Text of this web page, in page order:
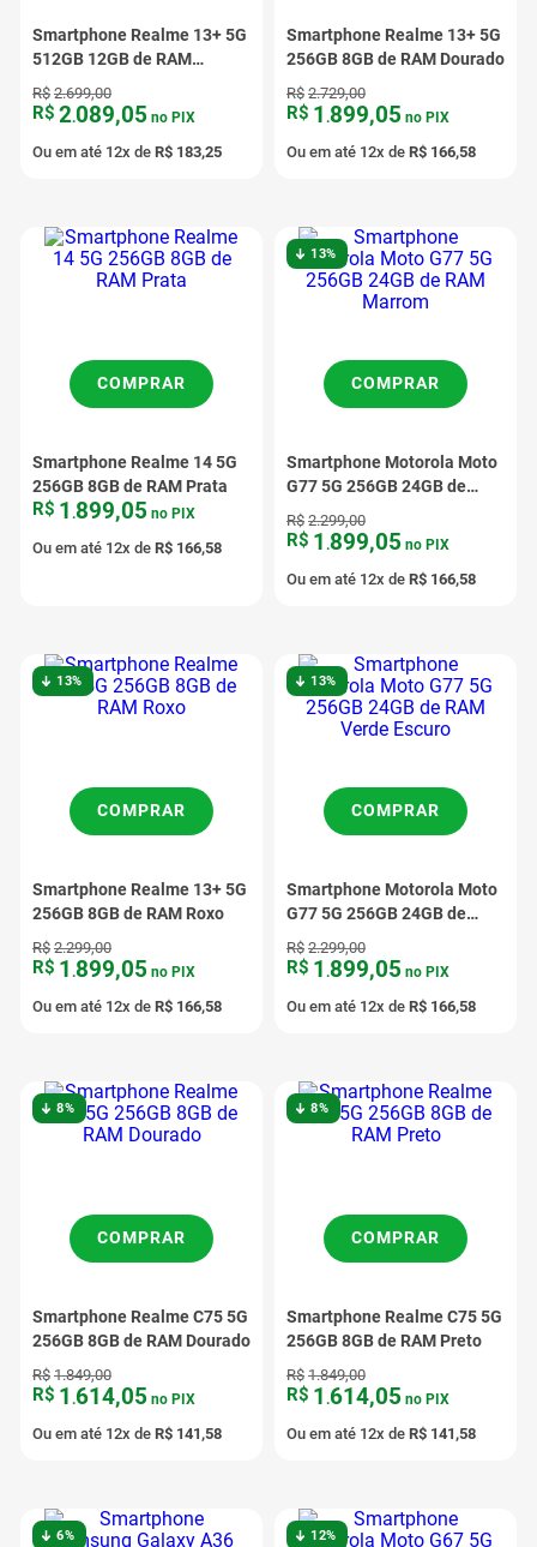
Smartphone Realme 13+ 5G
512GB 12GB de RAM
Dourado
R$ 2.699,00
R$ 2.089,05 no PIX
Ou em até 12x de R$ 183,25
Smartphone Realme 13+ 5G
256GB 8GB de RAM Dourado
R$ 2.729,00
R$ 1 .899,05 no PIX
Ou em até 12x de R$ 166,58
Smartphone Realme 14 5G
256GB 8GB de RAM Prata
R$ 1 .899,05 no PIX
Ou em até 12x de R$ 166,58
COMPRAR
13%
Smartphone Motorola Moto
G77 5G 256GB 24GB de
RAM Marrom
R$ 2.299,00
R$ 1 .899,05 no PIX
Ou em até 12x de R$ 166,58
COMPRAR
13%
Smartphone Realme 13+ 5G
256GB 8GB de RAM Roxo
R$ 2.299,00
R$ 1 .899,05 no PIX
Ou em até 12x de R$ 166,58
COMPRAR
13%
Smartphone Motorola Moto
G77 5G 256GB 24GB de
RAM Verde Escuro
R$ 2.299,00
R$ 1 .899,05 no PIX
Ou em até 12x de R$ 166,58
COMPRAR
8%
Smartphone Realme C75 5G
256GB 8GB de RAM Dourado
R$ 1.849,00
R$ 1 .614,05 no PIX
Ou em até 12x de R$ 141 ,58
COMPRAR
8%
Smartphone Realme C75 5G
256GB 8GB de RAM Preto
R$ 1.849,00
R$ 1 .614,05 no PIX
Ou em até 12x de R$ 141 ,58
COMPRAR
6% 12%